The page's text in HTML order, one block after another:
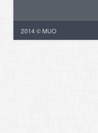
2014 © MUO